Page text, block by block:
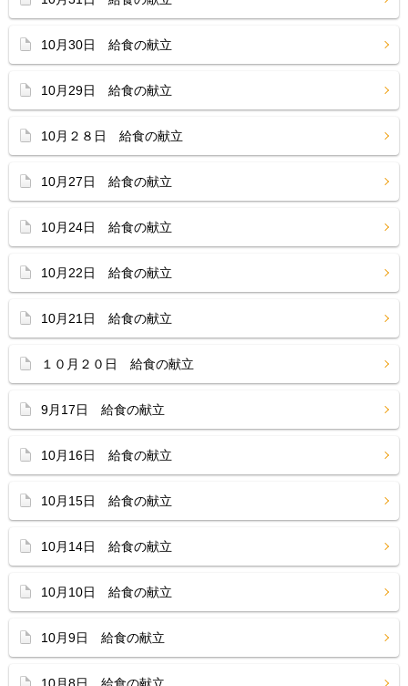
10月30日 給食の献立
10月29日 給食の献立
10月２８日 給食の献立
10月27日 給食の献立
10月24日 給食の献立
10月22日 給食の献立
10月21日 給食の献立
１０月２０日 給食の献立
9月17日 給食の献立
10月16日 給食の献立
10月15日 給食の献立
10月14日 給食の献立
10月10日 給食の献立
10月9日 給食の献立